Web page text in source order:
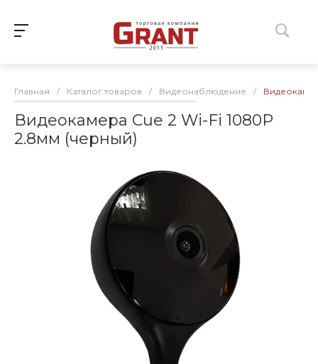
Главная / Каталог товаров / Видеонаблюдение /
Видеокамера Cue 2 Wi-Fi 1080P
2.8мм (черный)